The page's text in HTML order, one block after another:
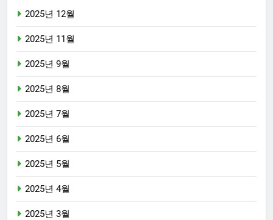
2025년 12월
2025년 11월
2025년 9월
2025년 8월
2025년 7월
2025년 6월
2025년 5월
2025년 4월
2025년 3월